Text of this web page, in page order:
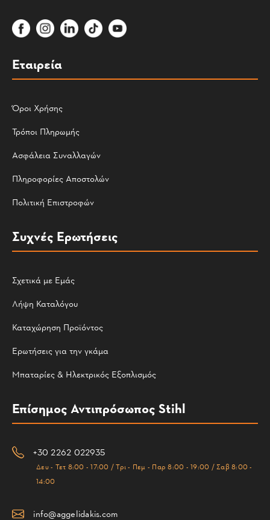
Εταιρεία
Όροι Χρήσης
Τρόποι Πληρωμής
Ασφάλεια Συναλλαγών
Πληροφορίες Αποστολών
Πολιτική Επιστροφών
Συχνές Ερωτήσεις
Σχετικά με Εμάς
Λήψη Καταλόγου
Καταχώρηση Προϊόντος
Ερωτήσεις για την γκάμα
Μπαταρίες & Ηλεκτρικός Εξοπλισμός
Επίσημος Αντιπρόσωπος Stihl
+30 2262 022935
Δευ - Τετ 8:00 - 17:00 / Τρι - Πεμ - Παρ 8:00 - 19:00 / Σαβ 8:00 -
14:00
info@aggelidakis.com